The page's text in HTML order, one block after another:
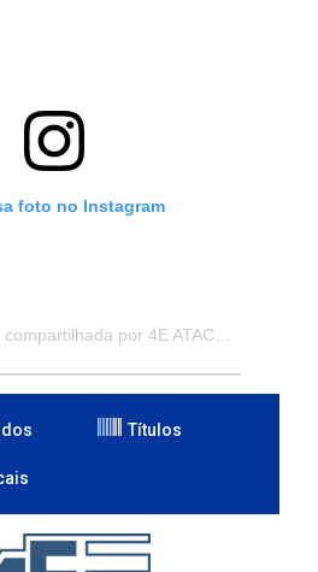
foto no Instagram
Títulos